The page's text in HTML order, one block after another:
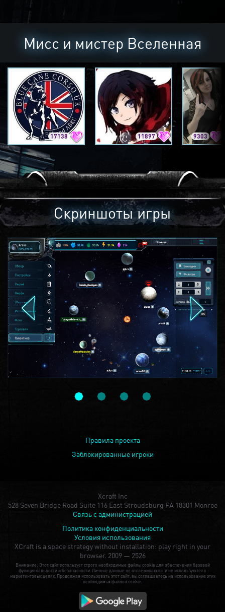
Мисс и мистер Вселенная
17138 11897 9303
Скриншоты игры
Правила проекта
Заблокированные игроки
Xcraft Inc
528 Seven Bridge Road Suite 116 East Stroudsburg PA 18301 Monroe
Связь с администрацией
Политика конфиденциальности
Условия использования
XCraft is a space strategy without installation: play right in your
browser. 2009 — 2526
Внимание: Этот сайт использует строго необходимые файлы cookie для обеспечения базовой
функциональности и безопасности. Личные данные не отслеживаются и не используются в
маркетинговых целях. Продолжая использовать этот сайт, вы соглашаетесь на использование этих
необходимых файлов cookie.